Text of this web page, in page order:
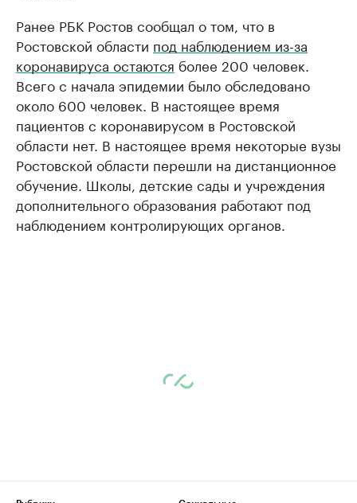
Ранее РБК Ростов сообщал о том, что в
Ростовской области под наблюдением из-за
коронавируса остаются более 200 человек.
Всего с начала эпидемии было обследовано
около 600 человек. В настоящее время
пациентов с коронавирусом в Ростовской
области нет. В настоящее время некоторые вузы
Ростовской области перешли на дистанционное
обучение. Школы, детские сады и учреждения
дополнительного образования работают под
наблюдением контролирующих органов.